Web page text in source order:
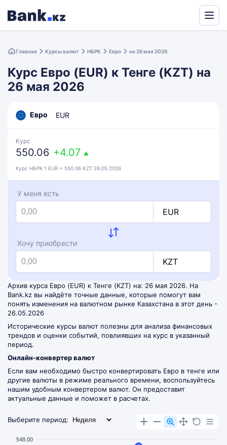
Главная Курсы валют НБРК Евро на 26 мая 2026
Курс Евро (EUR) к Тенге (KZT) на
26 мая 2026
Евро EUR
Курс
550.06 +4.07 ▲
Курс НБРК 1 EUR = 550.06 KZT 26.05.2026
У меня есть
EUR
Хочу приобрести
KZT
Архив курса Евро (EUR) к Тенге (KZT) на: 26 мая 2026. На
Bank.kz вы найдёте точные данные, которые помогут вам
понять изменения на валютном рынке Казахстана в этот день -
26.05.2026
Исторические курсы валют полезны для анализа финансовых
трендов и оценки событий, повлиявших на курс в указанный
период.
Онлайн-конвертер валют
Если вам необходимо быстро конвертировать Евро в тенге или
другие валюты в режиме реального времени, воспользуйтесь
нашим удобным конвертером валют. Он предоставит
актуальные данные и поможет в расчетах.
Выберите период:
548.00